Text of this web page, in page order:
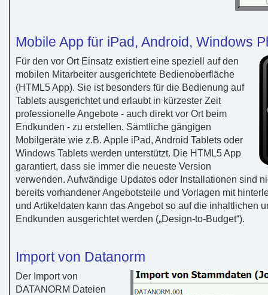
Mobile App für iPad, Android, Windows
Für den vor Ort Einsatz existiert eine speziell auf den
mobilen Mitarbeiter ausgerichtete Bedienoberfläche
(HTML5 App). Sie ist besonders für die Bedienung auf
Tablets ausgerichtet und erlaubt in kürzester Zeit
professionelle Angebote - auch direkt vor Ort beim
Endkunden - zu erstellen. Sämtliche gängigen
Mobilgeräte wie z.B. Apple iPad, Android Tablets oder
Windows Tablets werden unterstützt. Die HTML5 App
garantiert, dass sie immer die neueste Version
verwenden. Aufwändige Updates oder Installationen sind
bereits vorhandener Angebotsteile und Vorlagen mit
und Artikeldaten kann das Angebot so auf die inhaltlichen
Endkunden ausgerichtet werden („Design-to-Budget“).
Import von Datanorm
Der Import von
DATANORM Dateien